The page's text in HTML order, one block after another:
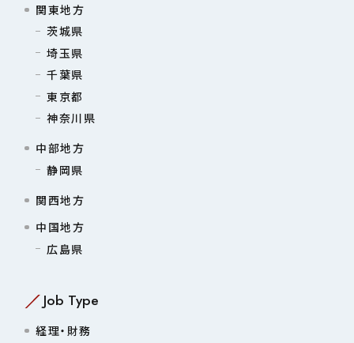
関東地方
茨城県
埼玉県
千葉県
東京都
神奈川県
中部地方
静岡県
関西地方
中国地方
広島県
Job Type
経理・財務